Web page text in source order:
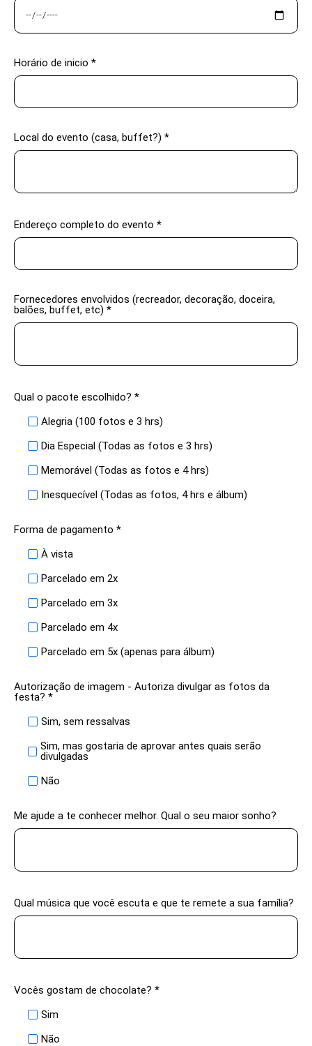
Horário de inicio *
Local do evento (casa, buffet?) *
Endereço completo do evento *
Fornecedores envolvidos (recreador, decoração, doceira,
balões, buffet, etc) *
Qual o pacote escolhido? *
Alegria (100 fotos e 3 hrs)
Dia Especial (Todas as fotos e 3 hrs)
Memorável (Todas as fotos e 4 hrs)
Inesquecível (Todas as fotos, 4 hrs e álbum)
Forma de pagamento *
À vista
Parcelado em 2x
Parcelado em 3x
Parcelado em 4x
Parcelado em 5x (apenas para álbum)
Autorização de imagem - Autoriza divulgar as fotos da
festa? *
Sim, sem ressalvas
Sim, mas gostaria de aprovar antes quais serão
divulgadas
Não
Me ajude a te conhecer melhor. Qual o seu maior sonho?
Qual música que você escuta e que te remete a sua família?
Vocês gostam de chocolate? *
Sim
Não